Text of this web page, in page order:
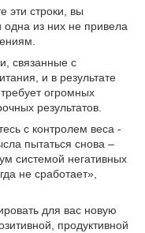
эти строки, вы
из них не привела
связанные с
и в результате
огромных
результатов.
с контролем веса -
пытаться снова –
системой негативных
не сработает»,
для вас новую
продуктивной